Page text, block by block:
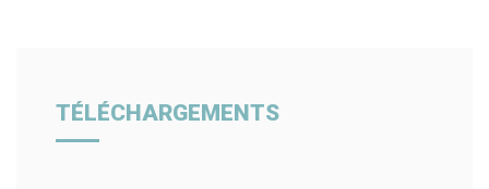
TÉLÉCHARGEMENTS